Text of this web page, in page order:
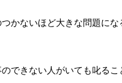
かないほど大きな問題にな
できない人がいても叱るこ